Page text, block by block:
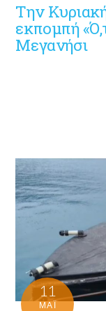
Την
εκπομπή
Μεγανήσι
11
ΜΑΪ́